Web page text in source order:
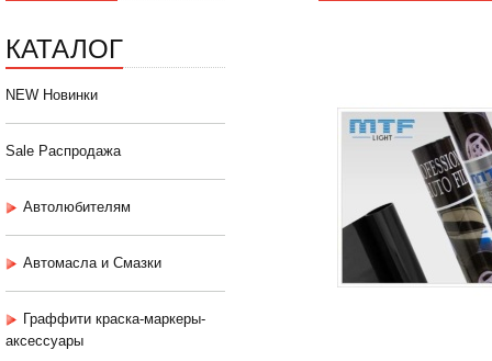
КАТАЛОГ
NEW Новинки
Sale Распродажа
Автолюбителям
Автомасла и Смазки
Граффити краска-маркеры-
аксессуары